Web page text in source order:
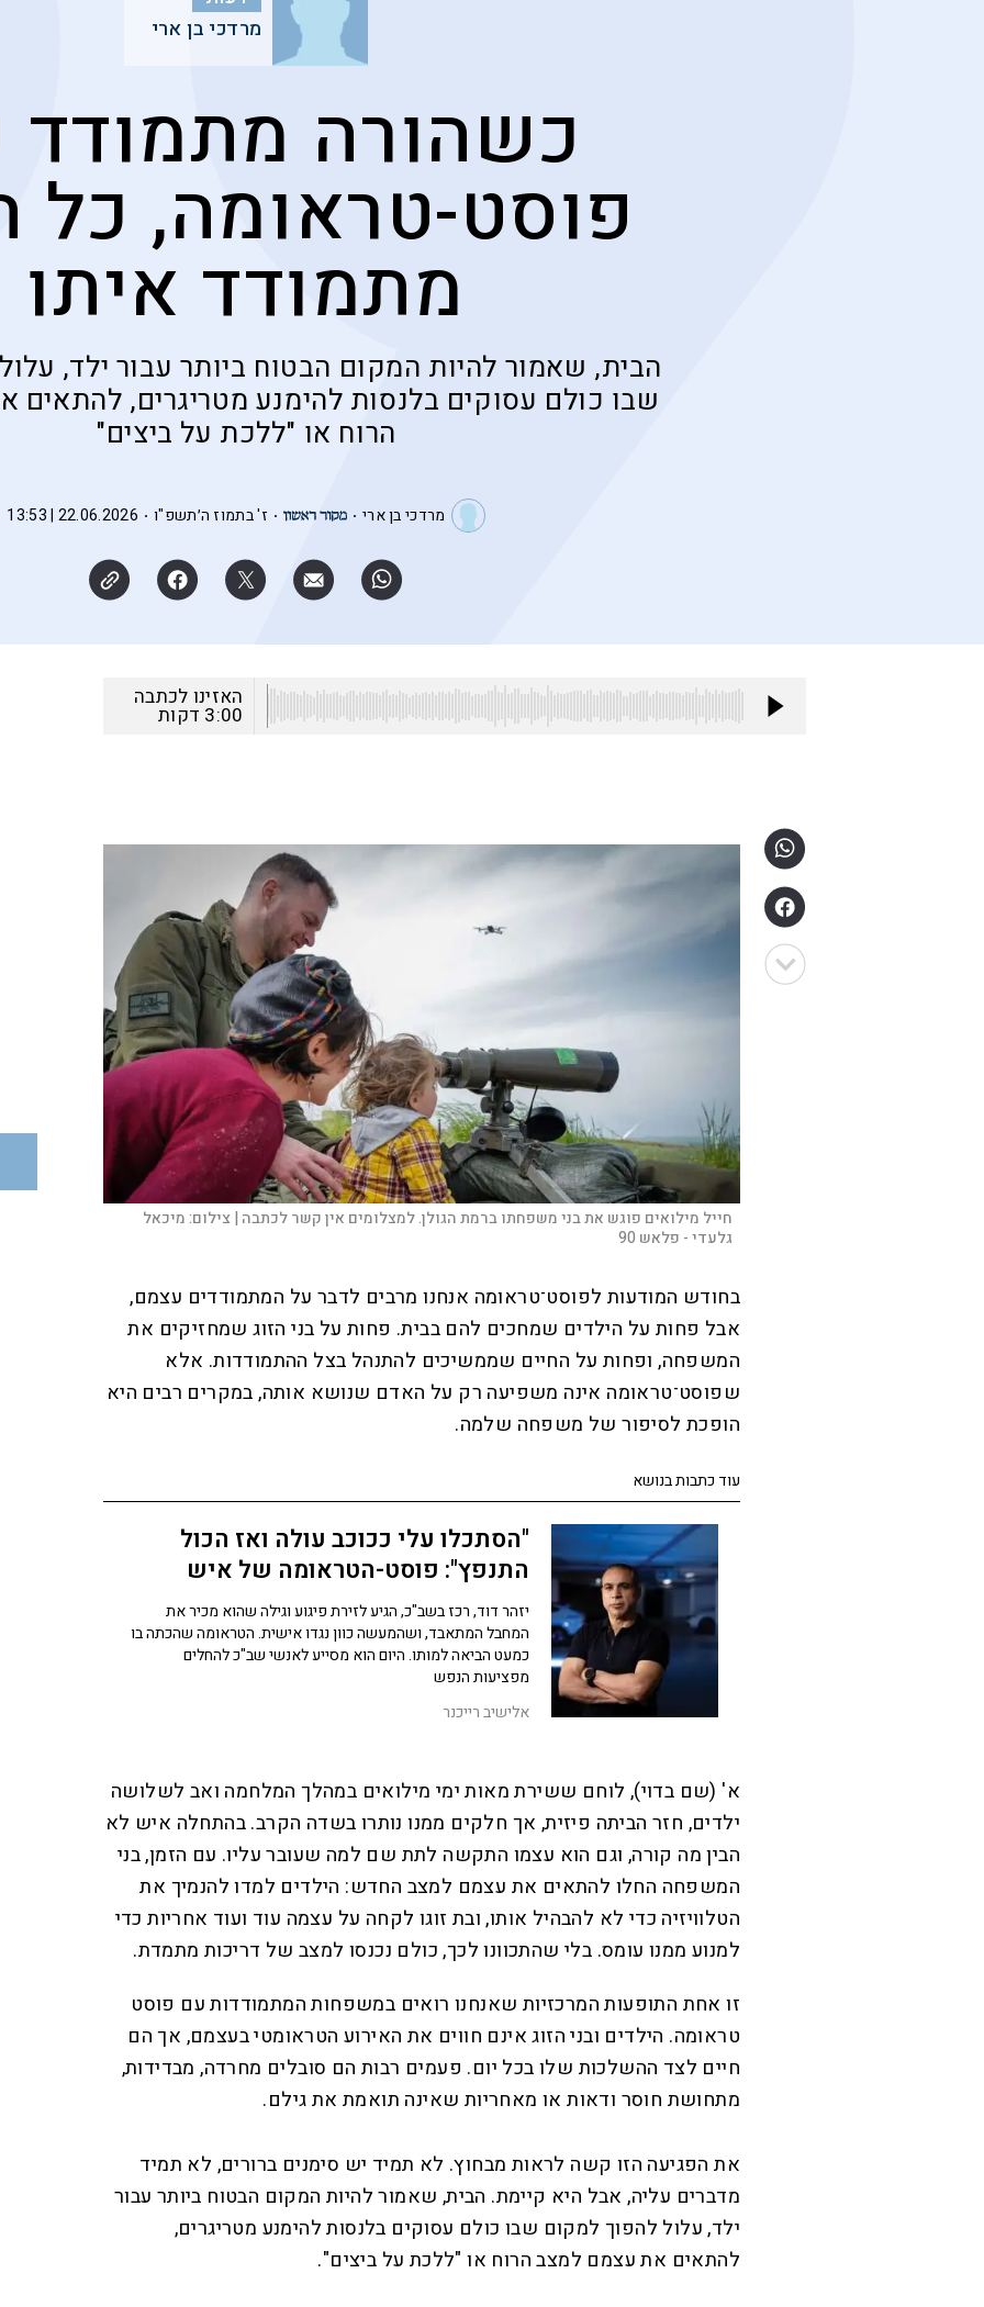
מרדכי בן ארי
כשהורה מתמודד
פוסט-טראומה, כל
מתמודד איתו
הבית, שאמור להיות המקום הבטוח ביותר עבור ילד,
שבו כולם עסוקים בלנסות להימנע מטריגרים,
הרוח או "ללכת על ביצים"
מרדכי בן ארי ז' בתמוז ה׳תשפ"ו 22.06.2026 | 13:53
האזינו לכתבה
3:00 דקות
חייל מילואים פוגש את בני משפחתו ברמת הגולן. למצלומים אין קשר לכתבה | צילום:מיכאל
גלעדי - פלאש 90
בחודש המודעות לפוסט־טראומה אנחנו מרבים לדבר על המתמודדים עצמם,
אבל פחות על הילדים שמחכים להם בבית. פחות על בני הזוג שמחזיקים את
המשפחה, ופחות על החיים שממשיכים להתנהל בצל ההתמודדות. אלא
שפוסט־טראומה אינה משפיעה רק על האדם שנושא אותה, במקרים רבים היא
הופכת לסיפור של משפחה שלמה.
עוד כתבות בנושא
"הסתכלו עלי ככוכב עולה ואז הכול
התנפץ": פוסט-הטראומה של איש
השב"כ
יזהר דוד, רכז בשב"כ, הגיע לזירת פיגוע וגילה שהוא מכיר את
המחבל המתאבד, ושהמעשה כוון נגדו אישית. הטראומה שהכתה בו
כמעט הביאה למותו. היום הוא מסייע לאנשי שב"כ להחלים
מפציעות הנפש
אלישיב רייכנר
א' (שם בדוי), לוחם ששירת מאות ימי מילואים במהלך המלחמה ואב לשלושה
ילדים, חזר הביתה פיזית, אך חלקים ממנו נותרו בשדה הקרב. בהתחלה איש לא
הבין מה קורה, וגם הוא עצמו התקשה לתת שם למה שעובר עליו. עם הזמן, בני
המשפחה החלו להתאים את עצמם למצב החדש: הילדים למדו להנמיך את
הטלוויזיה כדי לא להבהיל אותו, ובת זוגו לקחה על עצמה עוד ועוד אחריות כדי
למנוע ממנו עומס. בלי שהתכוונו לכך, כולם נכנסו למצב של דריכות מתמדת.
זו אחת התופעות המרכזיות שאנחנו רואים במשפחות המתמודדות עם פוסט
טראומה. הילדים ובני הזוג אינם חווים את האירוע הטראומטי בעצמם, אך הם
חיים לצד ההשלכות שלו בכל יום. פעמים רבות הם סובלים מחרדה, מבדידות,
מתחושת חוסר ודאות או מאחריות שאינה תואמת את גילם.
את הפגיעה הזו קשה לראות מבחוץ. לא תמיד יש סימנים ברורים, לא תמיד
מדברים עליה, אבל היא קיימת. הבית, שאמור להיות המקום הבטוח ביותר עבור
ילד, עלול להפוך למקום שבו כולם עסוקים בלנסות להימנע מטריגרים,
להתאים את עצמם למצב הרוח או "ללכת על ביצים".